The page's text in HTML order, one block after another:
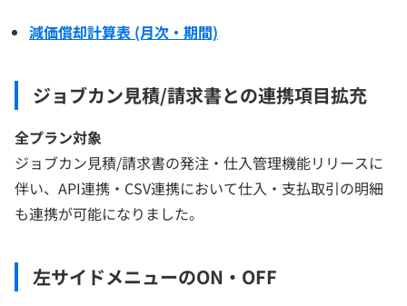
減価償却計算表 (月次・期間)
ジョブカン見積/請求書との連携項目拡充
全プラン対象
ジョブカン見積/請求書の発注・仕入管理機能リリースに
伴い、API連携・CSV連携において仕入・支払取引の明細
も連携が可能になりました。
左サイドメニューのON・OFF